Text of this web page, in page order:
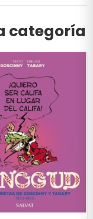
categoría